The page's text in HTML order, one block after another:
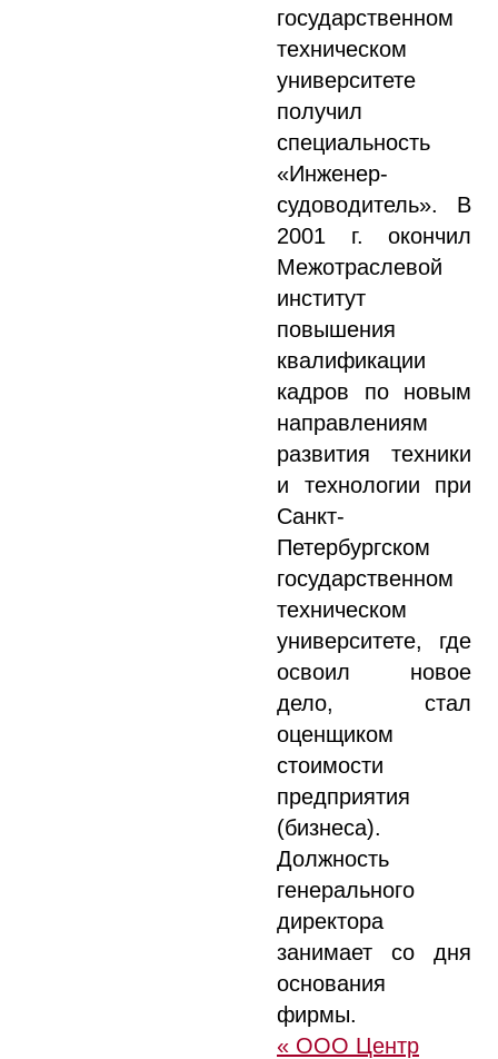
государственном
техническом
университете
получил
специальность
«Инженер-
судоводитель». В
2001 г. окончил
Межотраслевой
институт
повышения
квалификации
кадров по новым
направлениям
развития техники
и технологии при
Санкт-
Петербургском
государственном
техническом
университете, где
освоил новое
дело, стал
оценщиком
стоимости
предприятия
(бизнеса).
Должность
генерального
директора
занимает со дня
основания
фирмы.
« ООО Центр